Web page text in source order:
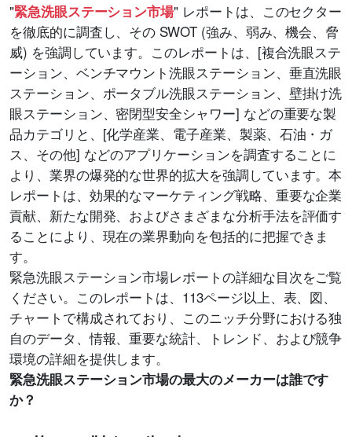
"緊急洗眼ステーション市場" レポートは、このセクター
を徹底的に調査し、その SWOT (強み、弱み、機会、脅
威) を強調しています。このレポートは、[複合洗眼ステ
ーション、ベンチマウント洗眼ステーション、垂直洗眼
ステーション、ポータブル洗眼ステーション、壁掛け洗
眼ステーション、密閉型安全シャワー] などの重要な製
品カテゴリと、[化学産業、電子産業、製薬、石油・ガ
ス、その他] などのアプリケーションを調査することに
より、業界の爆発的な世界的拡大を強調しています。本
レポートは、効果的なマーケティング戦略、重要な企業
貢献、新たな開発、およびさまざまな分析手法を評価す
ることにより、現在の業界動向を包括的に把握できま
す。
緊急洗眼ステーション市場レポートの詳細な目次をご覧
ください。このレポートは、113ページ以上、表、図、
チャートで構成されており、このニッチ分野における独
自のデータ、情報、重要な統計、トレンド、および競争
環境の詳細を提供します。
緊急洗眼ステーション市場の最大のメーカーは誰です
か？